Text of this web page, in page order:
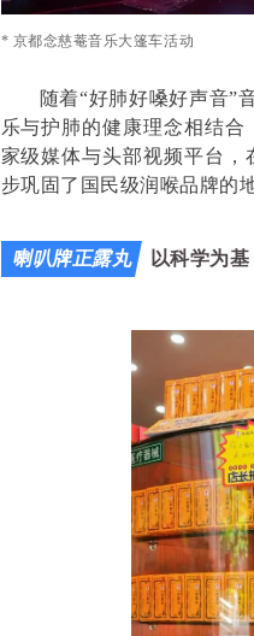
* 京都念慈菴音乐大篷车活动
随着“好肺好嗓好声音”
乐与护肺的健康理念相结
家级媒体与头部视频平台
步巩固了国民级润喉品牌的
喇叭牌正露丸 以科学为